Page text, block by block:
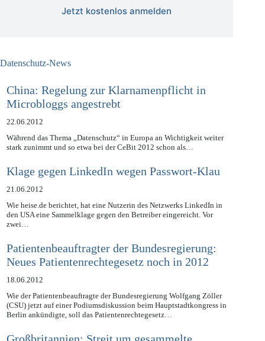
China: Regelung zur Klarnamenpflicht in
Microbloggs angestrebt
22.06.2012
Während das Thema „Datenschutz“ in Europa an Wichtigkeit weiter
Klage gegen LinkedIn wegen Passwort-Klau
21.06.2012
Wie heise.de berichtet, hat eine Nutzerin des Netzwerks LinkedIn in
den USA eine Sammelklage gegen den Betreiber eingereicht. Vor
Patientenbeauftragter der Bundesregierung:
Neues Patientenrechtegesetz noch in 2012
18.06.2012
Wie der Patientenbeauftragte der Bundesregierung Wolfgang Zöller
(CSU) jetzt auf einer Podiumsdiskussion beim Hauptstadtkongress in